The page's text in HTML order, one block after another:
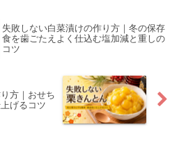
失敗しない白菜漬けの作り方｜冬の保存
食を歯ごたえよく仕込む塩加減と重しの
コツ
方｜おせち
げるコツ